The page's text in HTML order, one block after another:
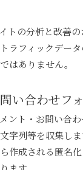
トの分析と改善の
ラフィックデー
はありません。
い合わせフ
ント・お問い合
字列等を収集しま
作成される匿名